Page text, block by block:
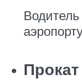
Водитель